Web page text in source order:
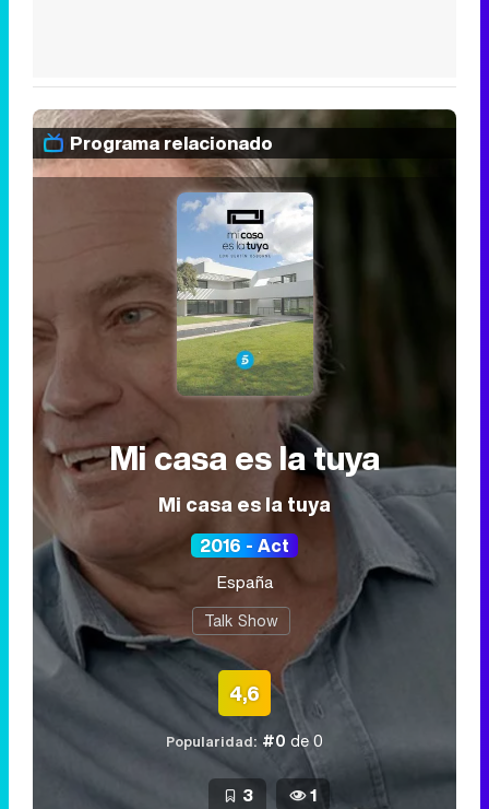
Programa relacionado
Mi casa es la tuya
Mi casa es la tuya
2016 - Act
España
Talk Show
4,6
Popularidad: #0 de 0
3 1